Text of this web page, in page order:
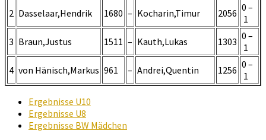
2 Dasselaar,Hendrik 1680 – Kocharin,Timur 2056 0 –
1
3 Braun,Justus 1511 – Kauth,Lukas 1303 0 –
1
4 von Hänisch,Markus 961 – Andrei,Quentin 1256 0 –
1
Ergebnisse U10
Ergebnisse U8
Ergebnisse BW Mädchen